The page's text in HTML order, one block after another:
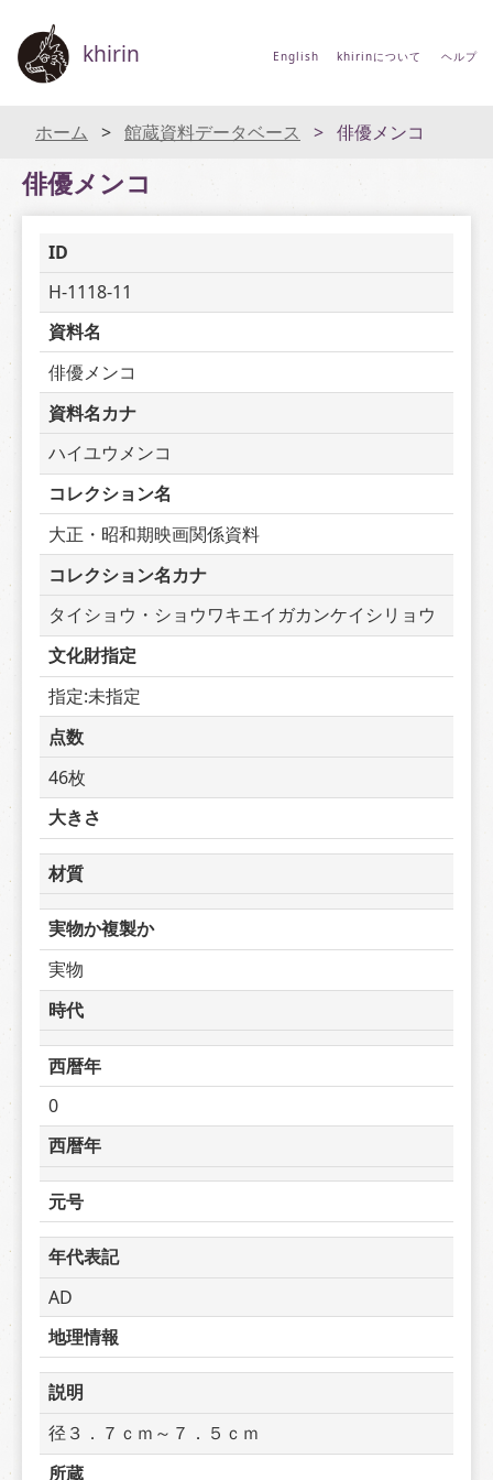
khirin English khirinについて ヘルプ
ホーム 館蔵資料データベース 俳優メンコ
俳優メンコ
ID
H-1118-11
資料名
俳優メンコ
資料名カナ
ハイユウメンコ
コレクション名
大正・昭和期映画関係資料
コレクション名カナ
タイショウ・ショウワキエイガカンケイシリョウ
文化財指定
指定:未指定
点数
46枚
大きさ
材質
実物か複製か
実物
時代
西暦年
0
西暦年
元号
年代表記
AD
地理情報
説明
径３．７ｃｍ～７．５ｃｍ
所蔵